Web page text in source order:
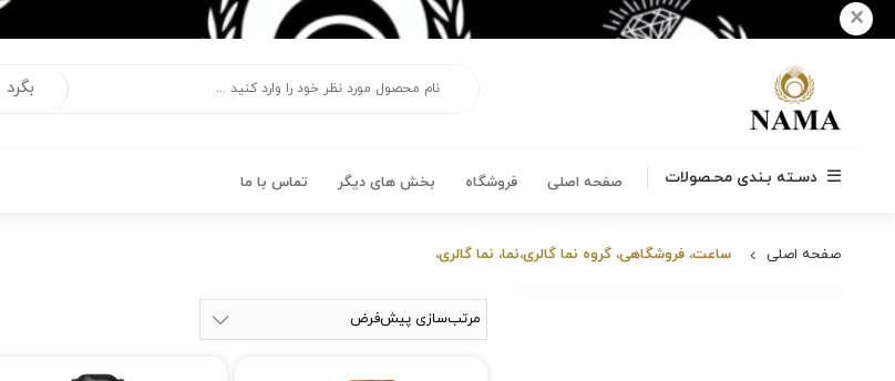
×
بگرد
دسـته بـندی محـصولات صفحه اصلی فروشگاه بخش های دیگر تماس با ما
صفحه اصلی ساعت، فروشگاهی، گروه نما گالری،نما، نما گالری،